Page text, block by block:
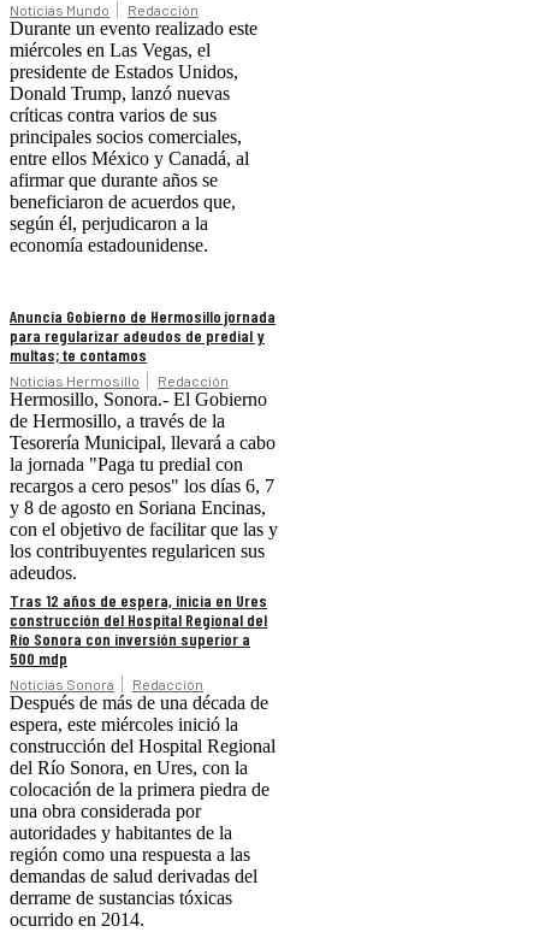
Noticias Mundo Redacción
Durante un evento realizado este
miércoles en Las Vegas, el
presidente de Estados Unidos,
Donald Trump, lanzó nuevas
críticas contra varios de sus
principales socios comerciales,
entre ellos México y Canadá, al
afirmar que durante años se
beneficiaron de acuerdos que,
según él, perjudicaron a la
economía estadounidense.
Anuncia Gobierno de Hermosillo jornada
para regularizar adeudos de predial y
multas; te contamos
Noticias Hermosillo Redacción
Hermosillo, Sonora.- El Gobierno
de Hermosillo, a través de la
Tesorería Municipal, llevará a cabo
la jornada "Paga tu predial con
recargos a cero pesos" los días 6, 7
y 8 de agosto en Soriana Encinas,
con el objetivo de facilitar que las y
los contribuyentes regularicen sus
adeudos.
Tras 12 años de espera, inicia en Ures
construcción del Hospital Regional del
Río Sonora con inversión superior a
500 mdp
Noticias Sonora Redacción
Después de más de una década de
espera, este miércoles inició la
construcción del Hospital Regional
del Río Sonora, en Ures, con la
colocación de la primera piedra de
una obra considerada por
autoridades y habitantes de la
región como una respuesta a las
demandas de salud derivadas del
derrame de sustancias tóxicas
ocurrido en 2014.